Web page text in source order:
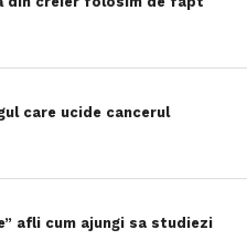
care ucide cancerul
afli cum ajungi sa studiezi